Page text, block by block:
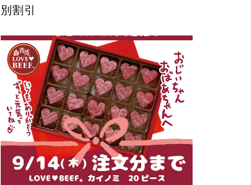
別割引